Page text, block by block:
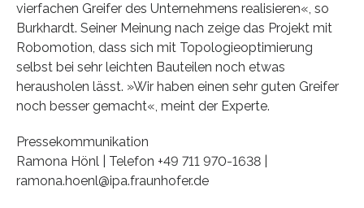
vierfachen Greifer des Unternehmens realisieren«, so
Burkhardt. Seiner Meinung nach zeige das Projekt mit
Robomotion, dass sich mit Topologieoptimierung
selbst bei sehr leichten Bauteilen noch etwas
herausholen lässt. »Wir haben einen sehr guten Greifer
noch besser gemacht«, meint der Experte.
Pressekommunikation
Ramona Hönl | Telefon +49 711 970-1638 |
ramona.hoenl@ipa.fraunhofer.de